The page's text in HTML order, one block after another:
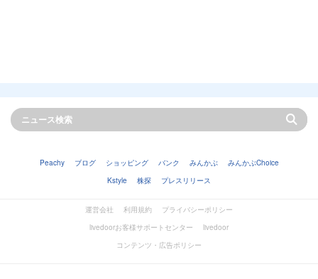
Peachy ブログ ショッピング バンク みんかぶ
みんかぶChoice
Kstyle
株探 プレスリリース
運営会社 利用規約
プライバシーポリシー
livedoorお客様サポートセンター
livedoor
コンテンツ・広告ポリシー